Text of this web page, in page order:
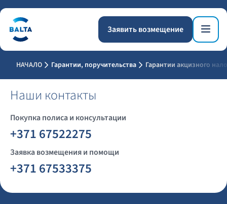
Заявить возмещение
НАЧАЛО Гарантии, поручительства Гарантии акцизного
Наши контакты
Покупка полиса и консультации
+371 67522275
Заявка возмещения и помощи
+371 67533375